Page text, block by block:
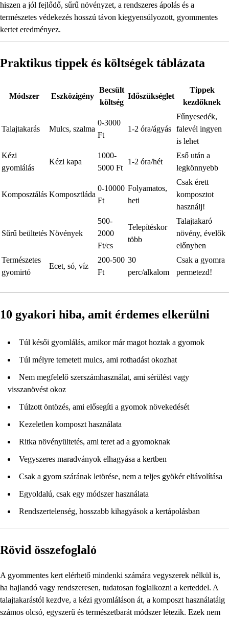
hiszen a jól fejlődő, sűrű növényzet, a rendszeres ápolás és a
természetes védekezés hosszú távon kiegyensúlyozott, gyommentes
kertet eredményez.
Praktikus tippek és költségek táblázata
Módszer Eszközigény
Becsült
költség
Időszükséglet
Tippek
kezdőknek
Talajtakarás Mulcs, szalma
0-3000
Ft
1-2 óra/ágyás
Fűnyesedék,
falevél ingyen
is lehet
Kézi
gyomlálás
Kézi kapa
1000-
5000 Ft
1-2 óra/hét
Eső után a
legkönnyebb
Komposztálás Komposztláda
0-10000
Ft
Folyamatos,
heti
Csak érett
komposztot
használj!
Sűrű beültetés Növények
500-
2000
Ft/cs
Telepítéskor
több
Talajtakaró
növény, évelők
előnyben
Természetes
gyomirtó
Ecet, só, víz
200-500
Ft
30
perc/alkalom
Csak a gyomra
permetezd!
10 gyakori hiba, amit érdemes elkerülni
Túl késői gyomlálás, amikor már magot hoztak a gyomok
Túl mélyre temetett mulcs, ami rothadást okozhat
Nem megfelelő szerszámhasználat, ami sérülést vagy
visszanövést okoz
Túlzott öntözés, ami elősegíti a gyomok növekedését
Kezeletlen komposzt használata
Ritka növényültetés, ami teret ad a gyomoknak
Vegyszeres maradványok elhagyása a kertben
Csak a gyom szárának letörése, nem a teljes gyökér eltávolítása
Egyoldalú, csak egy módszer használata
Rendszertelenség, hosszabb kihagyások a kertápolásban
Rövid összefoglaló
A gyommentes kert elérhető mindenki számára vegyszerek nélkül is,
ha hajlandó vagy rendszeresen, tudatosan foglalkozni a kerteddel. A
talajtakarástól kezdve, a kézi gyomláláson át, a komposzt használatáig
számos olcsó, egyszerű és természetbarát módszer létezik. Ezek nem